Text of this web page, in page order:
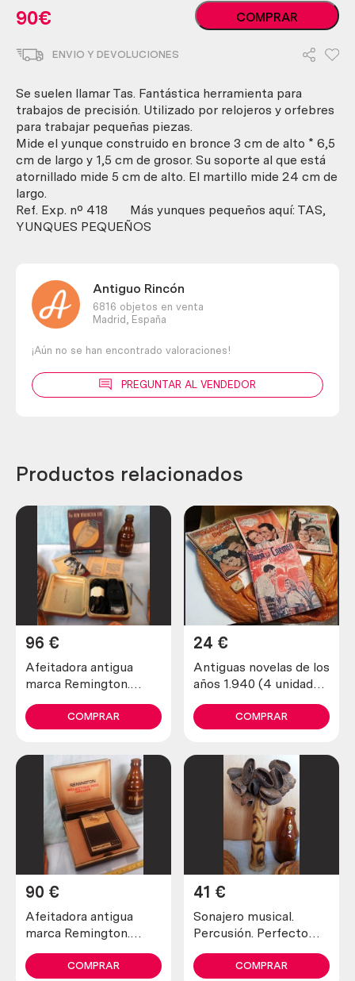
90€
Yunque
bronce.
o
joyero.
Con
martillo
a
cantidad
COMPRAR
ENVIO Y DEVOLUCIONES
Se suelen llamar Tas. Fantástica herramienta para
trabajos de precisión. Utilizado por relojeros y orfebres
para trabajar pequeñas piezas.
Mide el yunque construido en bronce 3 cm de alto * 6,5
cm de largo y 1,5 cm de grosor. Su soporte al que está
atornillado mide 5 cm de alto. El martillo mide 24 cm de
largo.
Ref. Exp. nº 418 Más yunques pequeños aquí: TAS,
YUNQUES PEQUEÑOS
Antiguo Rincón
6816 objetos en venta
Madrid,
España
¡Aún no se han encontrado valoraciones!
PREGUNTAR AL VENDEDOR
Productos relacionados
Afeitadora antigua
marca Remington.
colección
96 €
COMPRAR
Antiguas novelas de los
años 1.940 (4 unidades
24 €
COMPRAR
Afeitadora antigua
marca Remington.
colección
90 €
COMPRAR
Sonajero musical.
Percusión. Perfecto
41 €
COMPRAR